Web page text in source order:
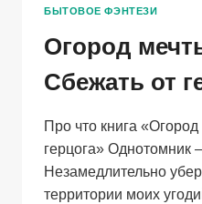
БЫТОВОЕ ФЭНТЕЗИ
Огород
Сбежать от
Про что книга
герцога»
Незамедлительно
территории моих